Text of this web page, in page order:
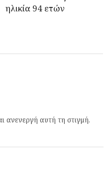
ηλικία 94 ετών
ανενεργή αυτή τη στιγμή.